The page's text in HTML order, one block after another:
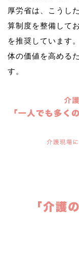
厚労省は、こうし
算制度を整備して
を推奨しています
体の価値を高める